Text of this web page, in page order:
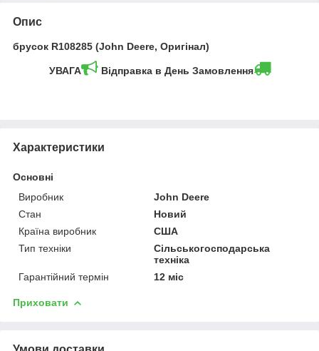
Опис
брусок R108285 (John Deere, Оригінал)
УВАГА Відправка в День Замовлення
Характеристики
Основні
Виробник
John Deere
Стан
Новий
Країна виробник
США
Тип техніки
Сільськогосподарська
техніка
Гарантійний термін
12 міс
Приховати